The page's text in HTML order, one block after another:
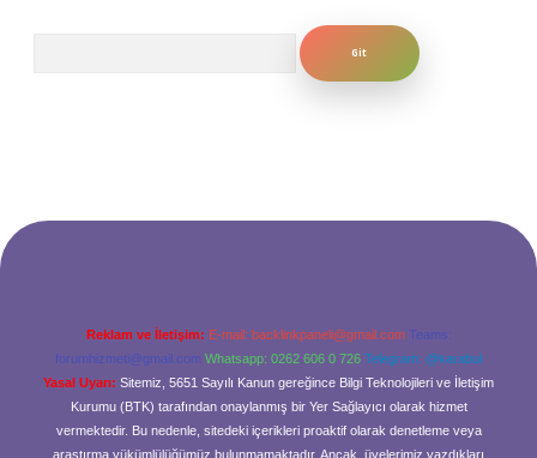
Reklam ve İletişim: E-mail: backlinkpaneli@gmail.com Teams:
forumhizmeti@gmail.com Whatsapp: 0262 606 0 726 Telegram: @karabul
Yasal Uyarı: Sitemiz, 5651 Sayılı Kanun gereğince Bilgi Teknolojileri ve İletişim
Kurumu (BTK) tarafından onaylanmış bir Yer Sağlayıcı olarak hizmet
vermektedir. Bu nedenle, sitedeki içerikleri proaktif olarak denetleme veya
araştırma yükümlülüğümüz bulunmamaktadır. Ancak, üyelerimiz yazdıkları